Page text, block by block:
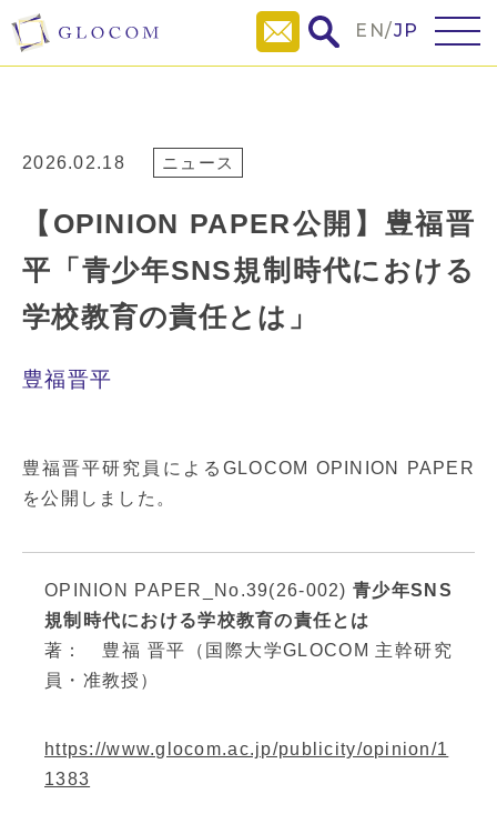
EN/JP
2026.02.18 ニュース
【OPINION PAPER公開】豊福晋
平「青少年SNS規制時代における
学校教育の責任とは」
豊福晋平
豊福晋平研究員によるGLOCOM OPINION PAPER
を公開しました。
OPINION PAPER_No.39(26-002)青少年SNS
規制時代における学校教育の責任とは
著： 豊福 晋平（国際大学GLOCOM 主幹研究
員・准教授）
https://www.glocom.ac.jp/publicity/opinion/1
1383